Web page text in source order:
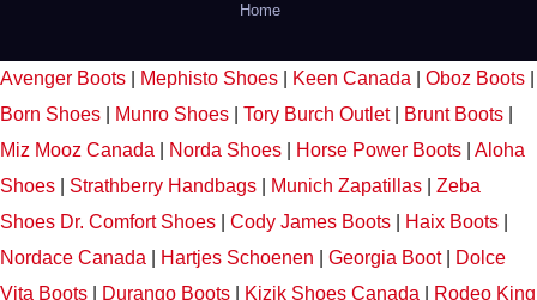
Home
Avenger Boots Mephisto Shoes Keen Canada Oboz Boots
Born Shoes
Munro Shoes Tory Burch Outlet Brunt Boots
Miz Mooz Canada
Norda Shoes Horse Power Boots
Aloha
Shoes
Strathberry Handbags Munich Zapatillas
Zeba
Shoes Dr. Comfort Shoes Cody James Boots Haix Boots
Nordace Canada
Hartjes Schoenen Georgia Boot|
Dolce
Vita Boots
Durango Boots Kizik Shoes Canada Rodeo King